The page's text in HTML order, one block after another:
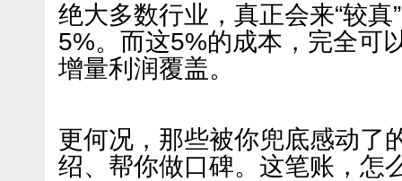
绝大多数行业，真正会来“较真
5%。而这5%的成本，完全可
增量利润覆盖。
更何况，那些被你兜底感动了
绍、帮你做口碑。这笔账，怎